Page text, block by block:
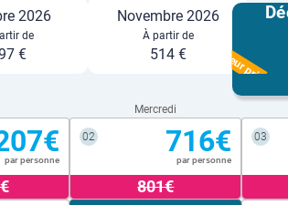
2026
de
€
Novembre 2026
À partir de
514 € Meilleur prix
Mercredi
par personne
02 716€
par personne
801€
03